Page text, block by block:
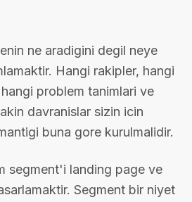
ne aradigini degil neye
Hangi rakipler, hangi
problem tanimlari ve
davranislar sizin icin
buna gore kurulmalidir.
segment'i landing page ve
Segment bir niyet